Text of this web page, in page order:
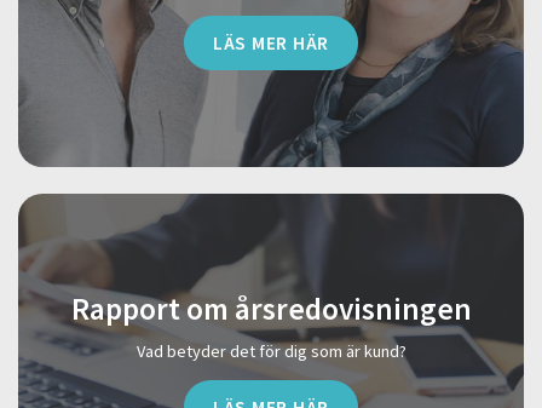
LÄS MER HÄR
Rapport om årsredovisningen
Vad betyder det för dig som är kund?